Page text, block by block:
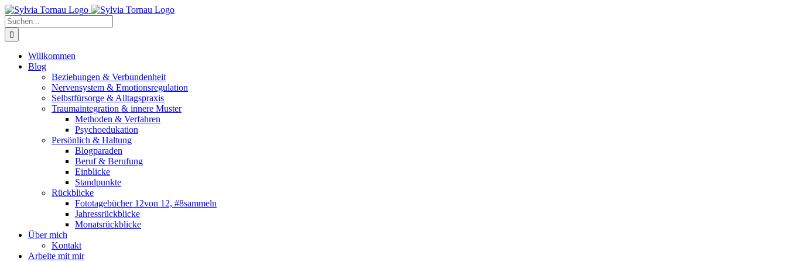
Zum
Inhalt
springen
Suche
nach:
Willkommen
Blog
Beziehungen & Verbundenheit
Nervensystem & Emotionsregulation
Selbstfürsorge & Alltagspraxis
Traumaintegration & innere Muster
Methoden & Verfahren
Psychoedukation
Persönlich & Haltung
Blogparaden
Beruf & Berufung
Einblicke
Standpunkte
Rückblicke
Fototagebücher 12von 12, #8sammeln
Jahressrückblicke
Monatsrückblicke
Über mich
Kontakt
Arbeite mit mir